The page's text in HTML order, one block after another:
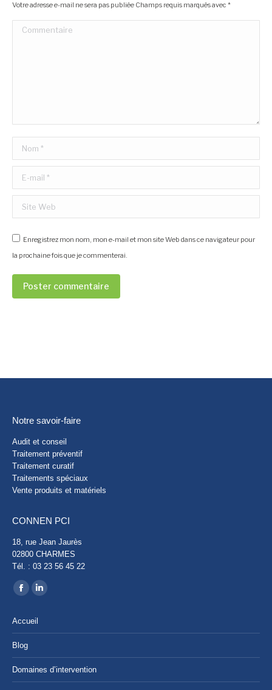
Votre adresse e-mail ne sera pas publiée Champs requis marqués avec *
Commentaire
Nom *
E-mail *
Site Web
Enregistrez mon nom, mon e-mail et mon site Web dans ce navigateur pour
la prochaine fois que je commenterai.
Poster commentaire
Notre savoir-faire
Audit et conseil
Traitement préventif
Traitement curatif
Traitements spéciaux
Vente produits et matériels
CONNEN PCI
18, rue Jean Jaurès
02800 CHARMES
Tél. : 03 23 56 45 22
Trouvez nous sur :
Facebook
opens
in
new
window
LinkedIn
new
window
Accueil
Blog
Domaines d’intervention